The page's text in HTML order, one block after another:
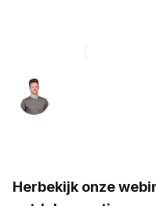
Herbekijk onze